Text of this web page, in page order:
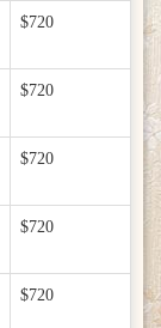
$720
$720
$720
$720
$720